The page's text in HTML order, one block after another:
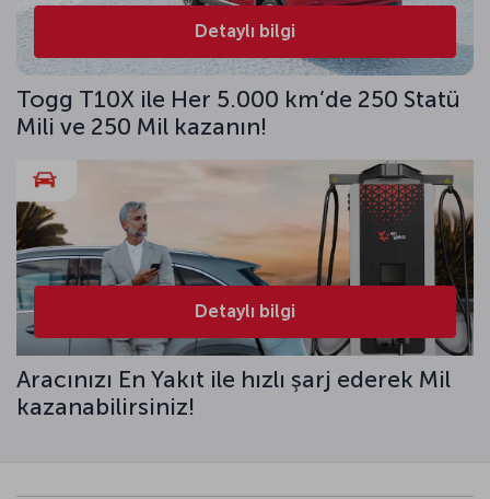
Detaylı bilgi
Togg T10X ile Her 5.000 km’de 250 Statü
Mili ve 250 Mil kazanın!
Detaylı bilgi
Aracınızı En Yakıt ile hızlı şarj ederek Mil
kazanabilirsiniz!